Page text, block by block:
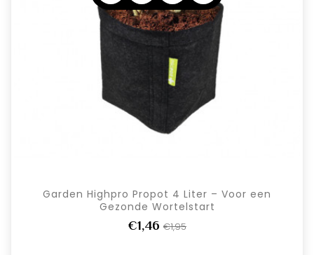
Garden Highpro Propot 4 Liter – Voor een
Gezonde Wortelstart
€1,46 €1,95